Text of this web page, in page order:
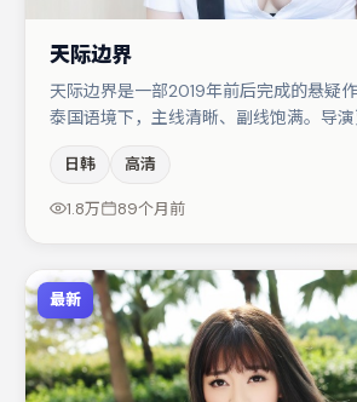
天际边界
天际边界是一部2019年前后完成的悬疑
泰国语境下，主线清晰、副线饱满。导演
中承担叙事驱动，肖央、赵丽颖分别提供
调剂（视场次而定）。整体完成度较高，
日韩 高清
1.8万 89个月前
最新